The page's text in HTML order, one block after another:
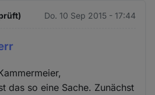
Do. 10 Sep 2015 - 17:44
das so eine Sache. Zunächst